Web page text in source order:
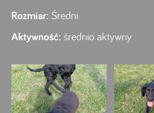
Rozmiar: Średni
Aktywność: średnio aktywny